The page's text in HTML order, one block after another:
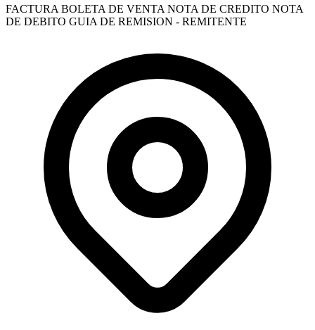
FACTURA BOLETA DE VENTA NOTA DE CREDITO NOTA
DE DEBITO GUIA DE REMISION - REMITENTE